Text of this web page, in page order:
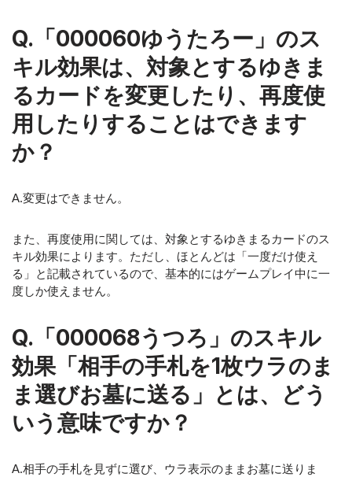
Q.「000060ゆうたろー」のス
キル効果は、対象とするゆきま
るカードを変更したり、再度使
用したりすることはできます
か？
A.変更はできません。
また、再度使用に関しては、対象とするゆきまるカードのス
キル効果によります。ただし、ほとんどは「一度だけ使え
る」と記載されているので、基本的にはゲームプレイ中に一
度しか使えません。
Q.「000068うつろ」のスキル
効果「相手の手札を1枚ウラのま
ま選びお墓に送る」とは、どう
いう意味ですか？
A.相手の手札を見ずに選び、ウラ表示のままお墓に送りま